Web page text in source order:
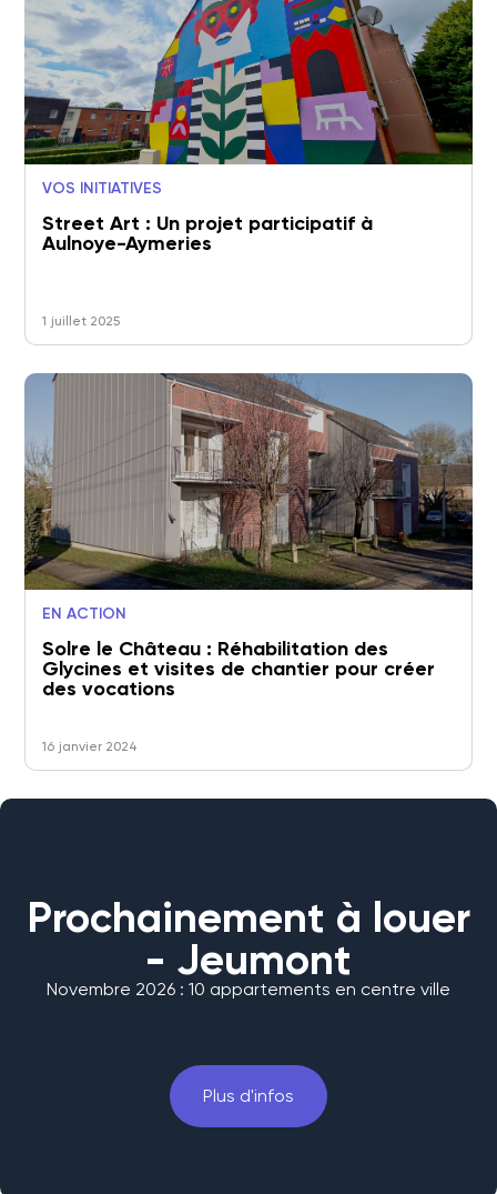
VOS INITIATIVES
Street Art : Un projet participatif à
Aulnoye-Aymeries
1 juillet 2025
EN ACTION
Solre le Château : Réhabilitation des
Glycines et visites de chantier pour créer
des vocations
16 janvier 2024
Prochainement à louer
- Jeumont
Novembre 2026 : 10 appartements en centre ville
Plus d'infos